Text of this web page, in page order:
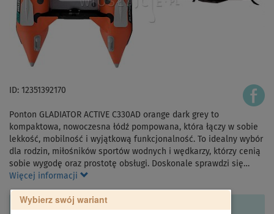
ID: 12351392170
Ponton GLADIATOR ACTIVE C330AD orange dark grey to
kompaktowa, nowoczesna łódź pompowana, która łączy w sobie
lekkość, mobilność i wyjątkową funkcjonalność. To idealny wybór
dla rodzin, miłośników sportów wodnych i wędkarzy, którzy cenią
sobie wygodę oraz prostotę obsługi. Doskonale sprawdzi się…
Więcej informacji
Wybierz swój wariant